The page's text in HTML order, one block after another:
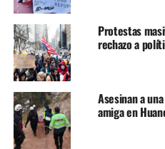
ordenó la muerte de muchas
dirigente de esta asociación.
Hace un mes, las
víctimas de las protestas
Boluarte en 2022 y 2023
organización nacional. El
protagonizarán su primera
Lima, demandando justicia y
Protestas
rechazo a
Asesinan a
amiga en